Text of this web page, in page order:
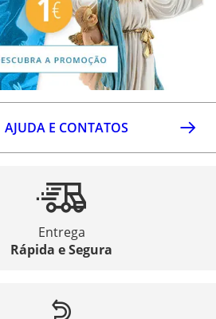
AJUDA E CONTATOS
Entrega
Rápida e Segura